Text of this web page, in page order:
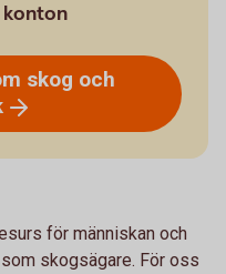
konton
skog och
för människan och
skogsägare. För oss